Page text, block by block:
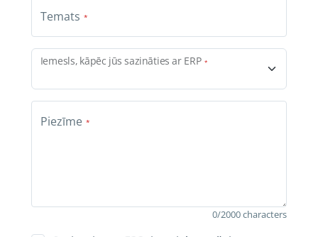
Temats
Iemesls, kāpēc jūs sazināties ar ERP
Piezīme
0/2000characters